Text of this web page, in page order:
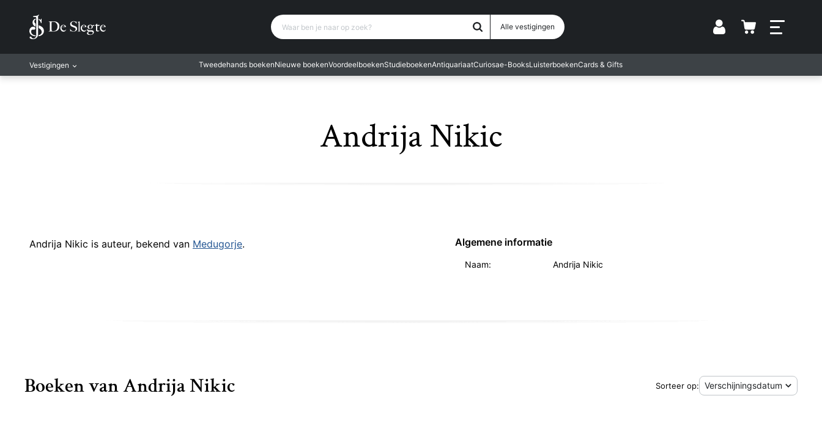
Alle vestigingen Vestiging
Waar ben je naar op zoek?
Tweedehands boekenNieuwe boekenVoordeelboekenStudieboekenAntiquariaatCuriosae-BooksLuisterboekenCards & Gifts
Vestigingen
Andrija Nikic
Andrija Nikic is auteur, bekend van Medugorje. Algemene informatie
Naam: Andrija Nikic
Boeken van Andrija Nikic Sorteer op: